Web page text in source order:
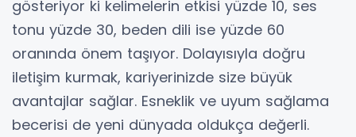
gösteriyor ki kelimelerin etkisi yüzde 10, ses
tonu yüzde 30, beden dili ise yüzde 60
oranında önem taşıyor. Dolayısıyla doğru
iletişim kurmak, kariyerinizde size büyük
avantajlar sağlar. Esneklik ve uyum sağlama
becerisi de yeni dünyada oldukça değerli.